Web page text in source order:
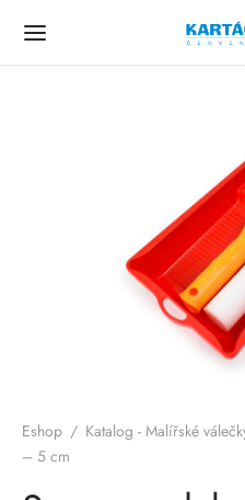
Eshop / Katalog - Malířské
– 5 cm